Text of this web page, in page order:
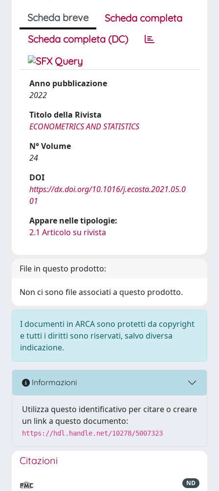
Scheda breve
Scheda completa
Scheda completa (DC)
Anno pubblicazione
2022
Titolo della Rivista
ECONOMETRICS AND STATISTICS
N° Volume
24
DOI
https://dx.doi.org/10.1016/j.ecosta.2021.05.0
01
Appare nelle tipologie:
2.1 Articolo su rivista
File in questo prodotto:
Non ci sono file associati a questo prodotto.
I documenti in ARCA sono protetti da copyright
e tutti i diritti sono riservati, salvo diversa
indicazione.
Informazioni
Utilizza questo identificativo per citare o creare
un link a questo documento:
https://hdl.handle.net/10278/5007323
Citazioni
ND